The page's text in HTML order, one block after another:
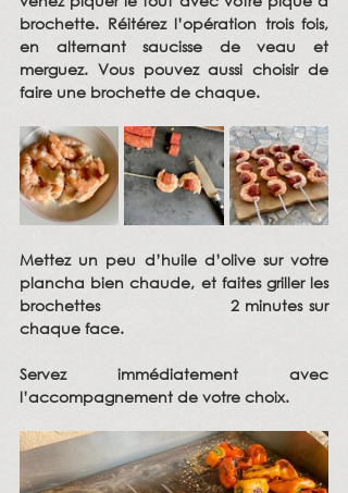
brochette. Réitérez l’opération trois fois,
en alternant saucisse de veau et
merguez. Vous pouvez aussi choisir de
faire une brochette de chaque.
Mettez un peu d’huile d’olive sur votre
plancha bien chaude, et faites griller les
brochettes                     2 minutes sur
chaque face.
Servez immédiatement avec
l’accompagnement de votre choix.